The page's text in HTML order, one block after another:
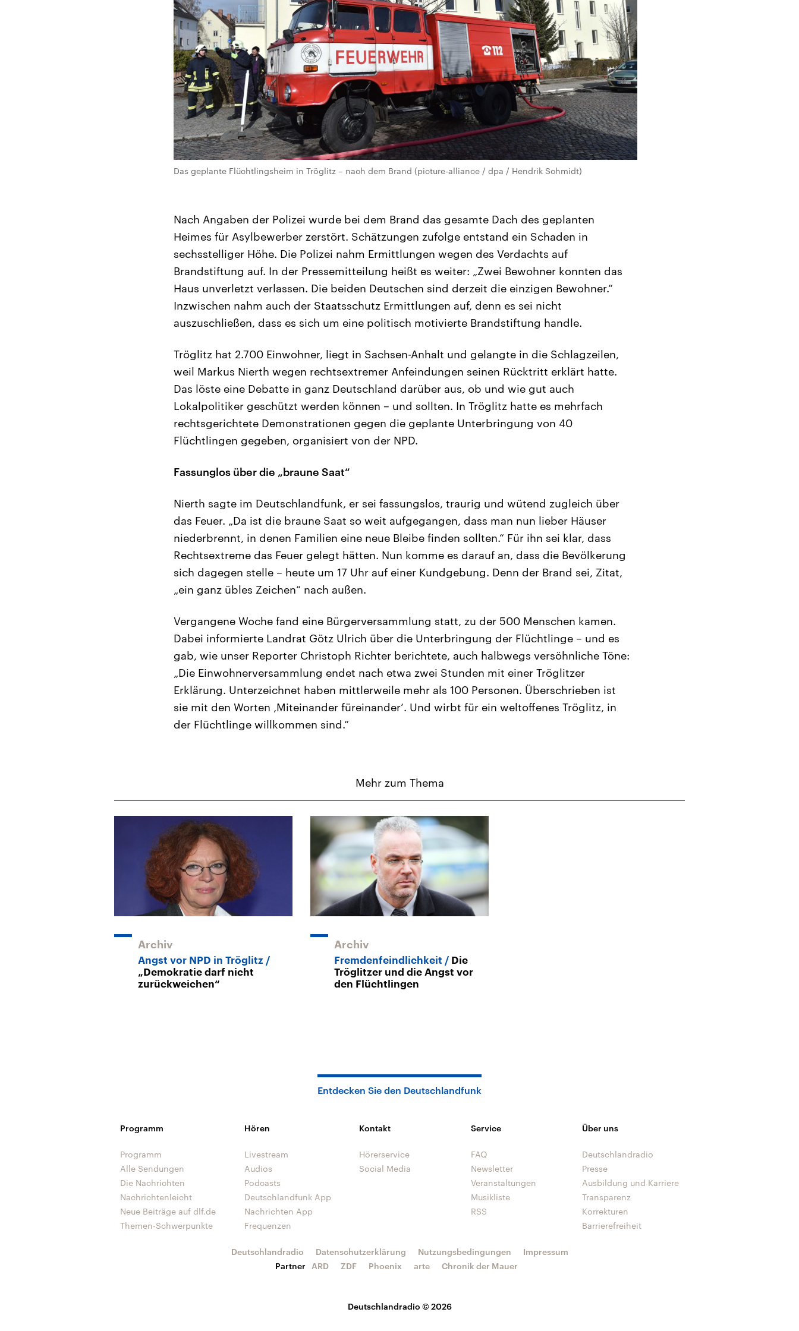
Das geplante Flüchtlingsheim in Tröglitz – nach dem Brand (picture-alliance / dpa / Hendrik Schmidt)
Nach Angaben der Polizei wurde bei dem Brand das gesamte Dach des geplanten
Heimes für Asylbewerber zerstört. Schätzungen zufolge entstand ein Schaden in
sechsstelliger Höhe. Die Polizei nahm Ermittlungen wegen des Verdachts auf
Brandstiftung auf. In der Pressemitteilung heißt es weiter: „Zwei Bewohner konnten das
Haus unverletzt verlassen. Die beiden Deutschen sind derzeit die einzigen Bewohner.“
Inzwischen nahm auch der Staatsschutz Ermittlungen auf, denn es sei nicht
auszuschließen, dass es sich um eine politisch motivierte Brandstiftung handle.
Tröglitz hat 2.700 Einwohner, liegt in Sachsen-Anhalt und gelangte in die Schlagzeilen,
weil Markus Nierth wegen rechtsextremer Anfeindungen seinen Rücktritt erklärt hatte.
Das löste eine Debatte in ganz Deutschland darüber aus, ob und wie gut auch
Lokalpolitiker geschützt werden können – und sollten. In Tröglitz hatte es mehrfach
rechtsgerichtete Demonstrationen gegen die geplante Unterbringung von 40
Flüchtlingen gegeben, organisiert von der NPD.
Fassunglos über die „braune Saat“
Nierth sagte im Deutschlandfunk, er sei fassungslos, traurig und wütend zugleich über
das Feuer. „Da ist die braune Saat so weit aufgegangen, dass man nun lieber Häuser
niederbrennt, in denen Familien eine neue Bleibe finden sollten.“ Für ihn sei klar, dass
Rechtsextreme das Feuer gelegt hätten. Nun komme es darauf an, dass die Bevölkerung
sich dagegen stelle – heute um 17 Uhr auf einer Kundgebung. Denn der Brand sei, Zitat,
„ein ganz übles Zeichen“ nach außen.
Vergangene Woche fand eine Bürgerversammlung statt, zu der 500 Menschen kamen.
Dabei informierte Landrat Götz Ulrich über die Unterbringung der Flüchtlinge – und es
gab, wie unser Reporter Christoph Richter berichtete, auch halbwegs versöhnliche Töne:
„Die Einwohnerversammlung endet nach etwa zwei Stunden mit einer Tröglitzer
Erklärung. Unterzeichnet haben mittlerweile mehr als 100 Personen. Überschrieben ist
sie mit den Worten ‚Miteinander füreinander‘. Und wirbt für ein weltoffenes Tröglitz, in
der Flüchtlinge willkommen sind.“
Mehr zum Thema
Archiv
Angst vor NPD in Tröglitz
„Demokratie darf nicht
zurückweichen“
Archiv
Fremdenfeindlichkeit
Die
Tröglitzer und die Angst vor
den Flüchtlingen
Entdecken Sie den Deutschlandfunk
Programm
Programm
Alle Sendungen
Die Nachrichten
Nachrichtenleicht
Neue Beiträge auf dlf.de
Themen-Schwerpunkte
Hören
Livestream
Audios
Podcasts
Deutschlandfunk App
Nachrichten App
Frequenzen
Kontakt
Hörerservice
Social Media
Service
FAQ
Newsletter
Veranstaltungen
Musikliste
RSS
Über uns
Deutschlandradio
Presse
Ausbildung und Karriere
Transparenz
Korrekturen
Barrierefreiheit
Deutschlandradio © 2026
Deutschlandradio Datenschutzerklärung Nutzungsbedingungen
Impressum
Partner
ARD ZDF Phoenix arte Chronik der Mauer